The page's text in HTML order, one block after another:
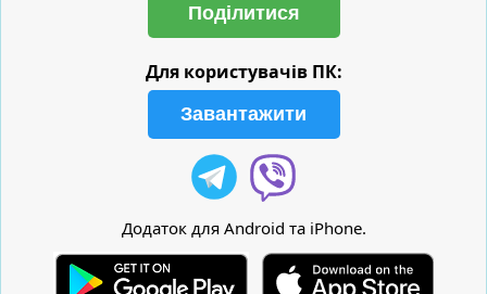
Поділитися
Для користувачів ПК:
Завантажити
Додаток для Android та iPhone.